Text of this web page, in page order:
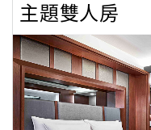
主題雙人房